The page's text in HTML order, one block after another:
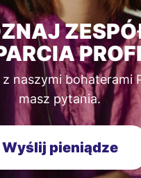
naszymi bohaterami
masz pytania.
Wyślij pieniądze